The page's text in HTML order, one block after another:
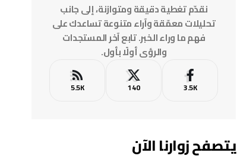
نقدّم تغطية دقيقة ومتوازنة، إلى جانب
تحليلات معمّقة وآراء متنوعة تساعدك على
فهم ما وراء الخبر. تابع آخر المستجدات
والرؤى أولًا بأول.
3.5K
140
5.5K
يتصفح زوارنا الآن